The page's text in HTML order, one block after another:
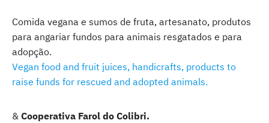
Comida vegana e sumos de fruta, artesanato, produtos
para angariar fundos para animais resgatados e para
adopção.
Vegan food and fruit juices, handicrafts, products to
raise funds for rescued and adopted animals.
& Cooperativa Farol do Colibri.